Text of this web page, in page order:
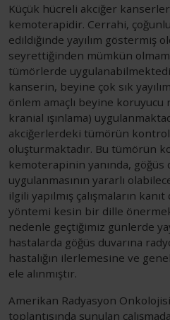
Küçük hücreli akciğer
kemoterapidir. Cerrahi,
edildiğinde yayılım göstermiş
seyrettiğinden mümkün
tümörlerde
kanserin, beyine çok sık
önlem amaçlı beyine
kranial ışınlama)
akciğerlerdeki tümörün
oluşturmaktadır. Bu tümörün
kemoterapinin yanında, göğüs
uygulanmasının yararlı
ilgili yapılmış çalışmaların
yöntemi kesin bir dille
nedenle geçtiğimiz günlerde
hastalarda göğüs duvarına
hastalığın ilerlemesine ve
ele alınmıştır.
Amerikan Radyasyon
toplantısında sunulan